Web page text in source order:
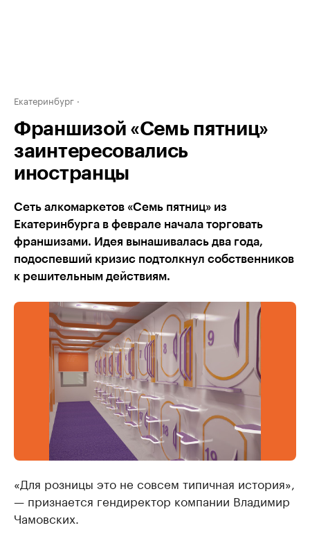
Екатеринбург
Франшизой «Семь пятниц»
заинтересовались
иностранцы
Сеть алкомаркетов «Семь пятниц» из
Екатеринбурга в феврале начала торговать
франшизами. Идея вынашивалась два года,
подоспевший кризис подтолкнул собственников
к решительным действиям.
«Для розницы это не совсем типичная история»,
— признается гендиректор компании Владимир
Чамовских.